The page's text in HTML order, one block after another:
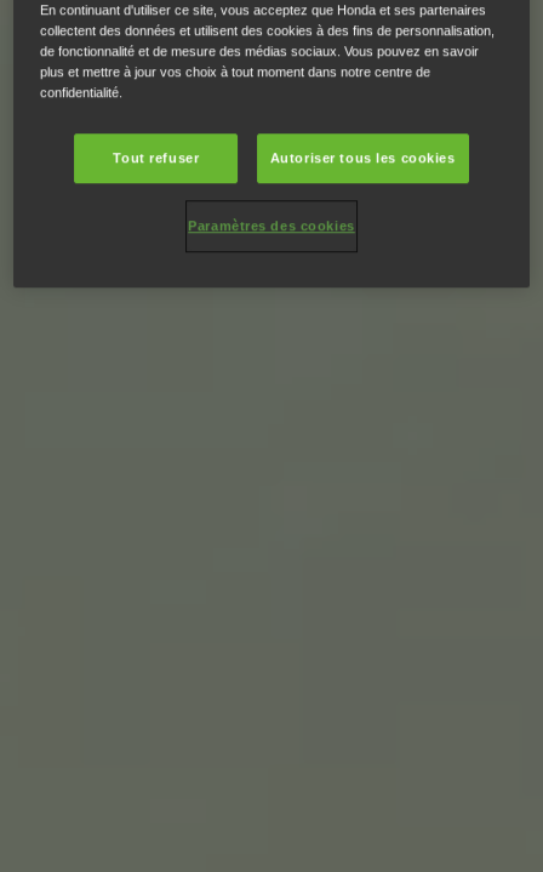
En continuant d'utiliser ce site, vous acceptez que Honda et ses partenaires
collectent des données et utilisent des cookies à des fins de personnalisation,
de fonctionnalité et de mesure des médias sociaux. Vous pouvez en savoir
plus et mettre à jour vos choix à tout moment dans notre centre de
confidentialité.
Tout refuser Autoriser tous les cookies
Paramètres des cookies